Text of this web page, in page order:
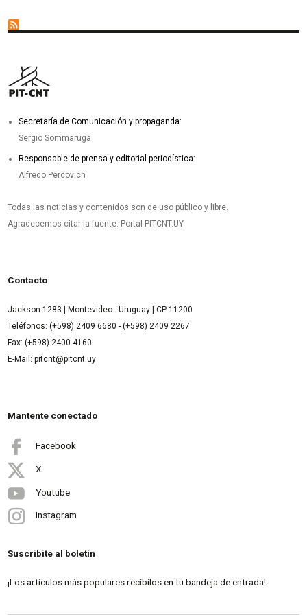
Secretaría de Comunicación y propaganda:
Sergio Sommaruga
Responsable de prensa y editorial periodística:
Alfredo Percovich
Todas las noticias y contenidos son de uso público y libre.
Agradecemos citar la fuente: Portal PITCNT.UY
Contacto
Jackson 1283 | Montevideo - Uruguay | CP 11200
Teléfonos: (+598) 2409 6680 - (+598) 2409 2267
Fax: (+598) 2400 4160
E-Mail: pitcnt@pitcnt.uy
Mantente conectado
Facebook
X
Youtube
Instagram
Suscribite al boletín
¡Los artículos más populares recibilos en tu bandeja de entrada!